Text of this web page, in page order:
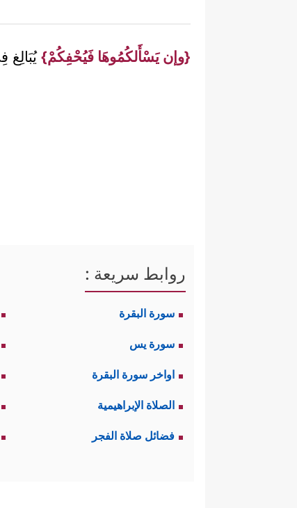
{وإن يَسْأَلكُمُوهَا فَيُحْفِكُمْ} يُبَالِغ
روابط سريعة :
سورة البقرة
سورة يس
اواخر سورة البقرة
الصلاة الإبراهيمية
فضائل صلاة الفجر